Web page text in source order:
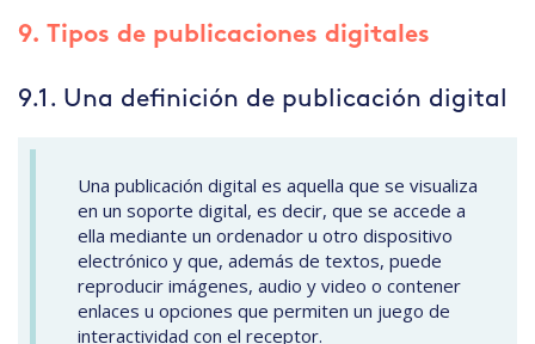
9. Tipos de publicaciones digitales
9.1. Una definición de publicación digital
Una publicación digital es aquella que se visualiza
en un soporte digital, es decir, que se accede a
ella mediante un ordenador u otro dispositivo
electrónico y que, además de textos, puede
reproducir imágenes, audio y video o contener
enlaces u opciones que permiten un juego de
interactividad con el receptor.